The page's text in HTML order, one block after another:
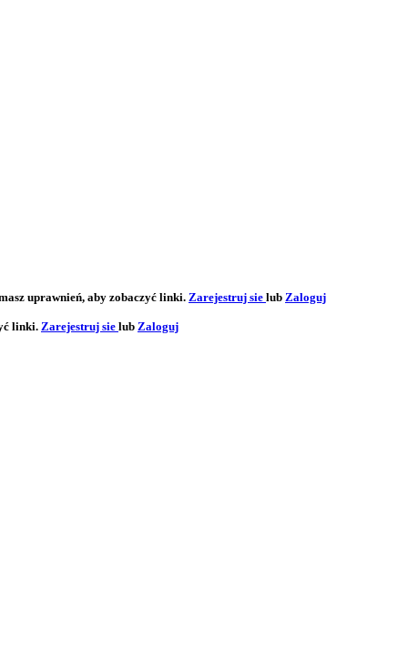
uprawnień, aby zobaczyć linki.Zarejestruj sie lub Zaloguj
linki.Zarejestruj sie lub Zaloguj